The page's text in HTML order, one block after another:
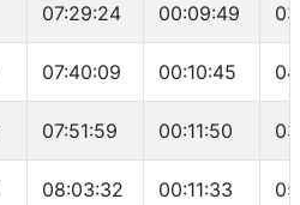
07:29:24 00:09:49
07:40:09 00:10:45
07:51:59 00:11:50
08:03:32 00:11:33